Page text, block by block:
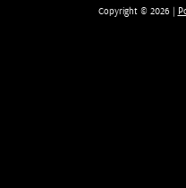
Copyright © 2026 |